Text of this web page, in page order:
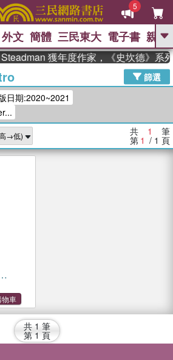
5
GO
高希均教授回憶錄
、 The Odyssey 、 父親節 、 如果歷
史是一群喵 、
登輝時代 、 數學女孩：黎曼猜想 、
偉大的迷走神經
外文 簡體 三民東大 電子書 親子
獲年度作家，《史坎德》系
篩選
日期:2020~2021
共 1 筆
第 1 / 1 頁
共 1 筆
第 1 頁